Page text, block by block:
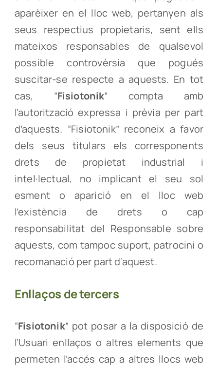
aparèixer en el lloc web, pertanyen als
seus respectius propietaris, sent ells
mateixos responsables de qualsevol
possible controvèrsia que pogués
suscitar-se respecte a aquests. En tot
cas, “Fisiotonik” compta amb
l’autorització expressa i prèvia per part
d’aquests. “Fisiotonik” reconeix a favor
dels seus titulars els corresponents
drets de propietat industrial i
intel·lectual, no implicant el seu sol
esment o aparició en el lloc web
l’existència de drets o cap
responsabilitat del Responsable sobre
aquests, com tampoc suport, patrocini o
recomanació per part d’aquest.
Enllaços de tercers
“Fisiotonik” pot posar a la disposició de
l’Usuari enllaços o altres elements que
permeten l’accés cap a altres llocs web